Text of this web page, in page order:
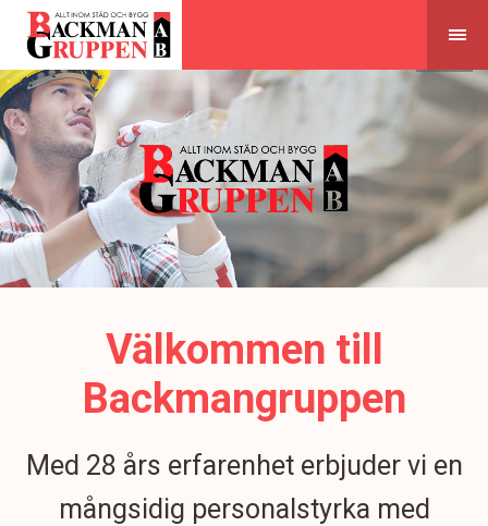
Skip
content
Välkommen till
Backmangruppen
Med 28 års erfarenhet erbjuder vi en
mångsidig personalstyrka med